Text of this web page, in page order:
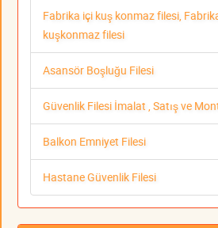
Fabrika içi kuş konmaz filesi,
kuşkonmaz filesi
Asansör Boşluğu Filesi
Güvenlik Filesi İmalat , Satış ve
Balkon Emniyet Filesi
Hastane Güvenlik Filesi